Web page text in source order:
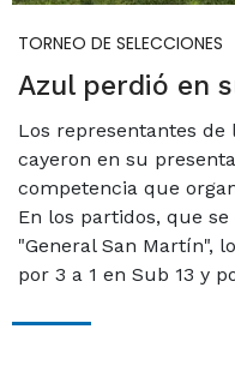
TORNEO DE SELECCIONES
Azul perdió en
Los representantes de
cayeron en su
competencia que
En los partidos, que
"General San Martín",
por 3 a 1 en Sub 13 y